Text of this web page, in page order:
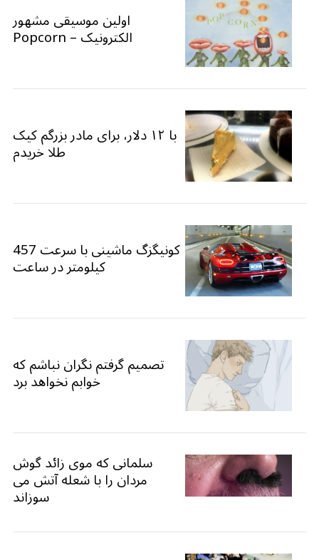
اولین موسیقی مشهور
الکترونیک – Popcorn
با ۱۲ دلار، برای مادر بزرگم کیک
طلا خریدم
کونیگزگ ماشینی با سرعت 457
کیلومتر در ساعت
تصمیم گرفتم نگران نباشم که
خوابم نخواهد برد
سلمانی که موی زائد گوش
مردان را با شعله آتش می
سوزاند